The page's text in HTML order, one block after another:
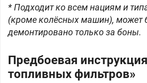
* Подходит ко всем нациям и
(кроме колёсных машин), может
демонтировано только за боны.
Предбоевая
топливных фильтров»